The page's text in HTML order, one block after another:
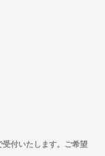
付いたします。ご希望